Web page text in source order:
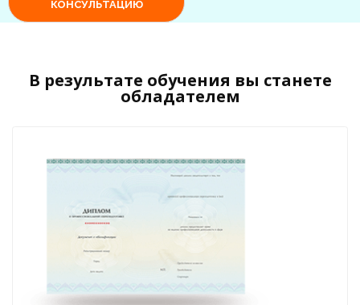
В результате обучения вы станете
обладателем